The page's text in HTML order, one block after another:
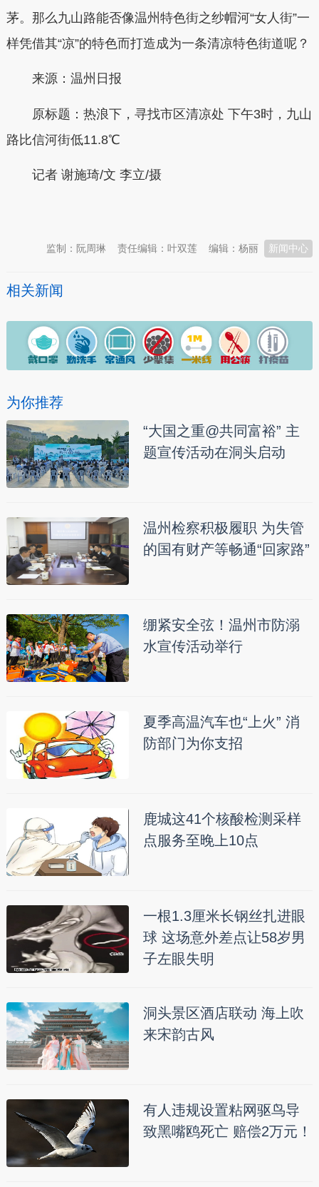
茅。那么九山路能否像温州特色街之纱帽河“女人街”一
样凭借其“凉”的特色而打造成为一条清凉特色街道呢？
来源：温州日报
原标题： 热浪下，寻找市区清凉处 下午3时，九山
路比信河街低11.8℃
记者 谢施琦/文 李立/摄
新闻中心
编辑：杨丽
责任编辑：叶双莲
监制：阮周琳
相关新闻
为你推荐
“大国之重@共同富裕” 主
题宣传活动在洞头启动
温州检察积极履职 为失管
的国有财产等畅通“回家路”
绷紧安全弦！温州市防溺
水宣传活动举行
夏季高温汽车也“上火” 消
防部门为你支招
鹿城这41个核酸检测采样
点服务至晚上10点
一根1.3厘米长钢丝扎进眼
球 这场意外差点让58岁男
子左眼失明
洞头景区酒店联动 海上吹
来宋韵古风
有人违规设置粘网驱鸟导
致黑嘴鸥死亡 赔偿2万元！